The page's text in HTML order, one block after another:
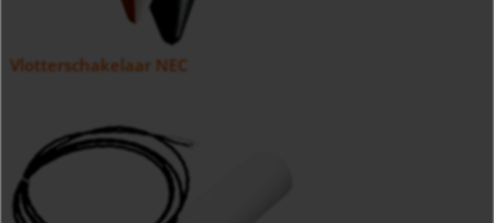
Vlotterschakelaar NEC